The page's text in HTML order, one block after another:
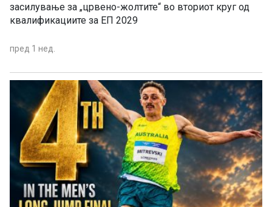
засилување за „црвено-жолтите“ во вториот круг од
квалификациите за ЕП 2029
пред 1 нед.